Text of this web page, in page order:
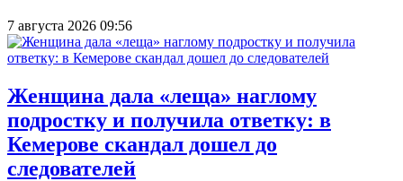
7 августа 2026 09:56
Женщина дала «леща» наглому
подростку и получила ответку: в
Кемерове скандал дошел до
следователей